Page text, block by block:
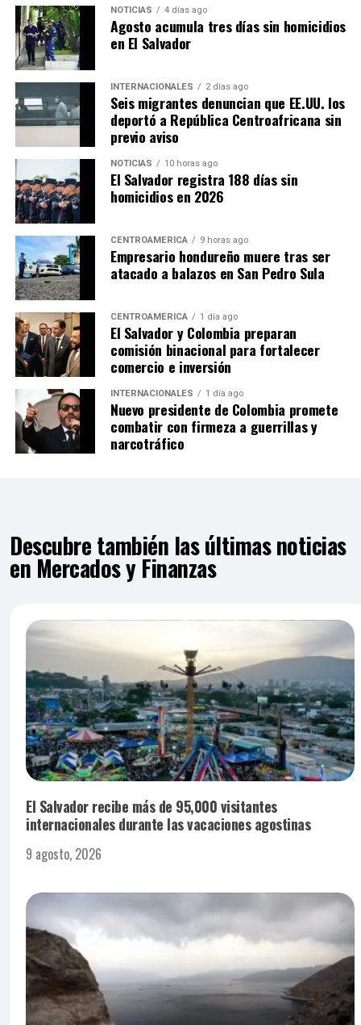
el mundo», afirmó.
Con la edición de 2026, México hizo historia al
convertirse en el primer país en albergar tres Copas del
Mundo, después de haber sido sede en 1970 y 1986. En
esta ocasión recibió partidos junto con Estados Unidos y
Canadá, en un torneo que estrenó formato con 48
selecciones participantes y 104 encuentros.
Las ciudades mexicanas de Ciudad de México,
Guadalajara y Monterrey fueron escenario de 13
partidos, incluido el encuentro inaugural entre México y
Sudáfrica, disputado el 11 de junio en el Estadio Ciudad
de México (Azteca).
NOTICIAS 4 días ago
Agosto acumula tres días sin homicidios
en El Salvador
INTERNACIONALES 2 días ago
Seis migrantes denuncian que EE.UU. los
deportó a República Centroafricana sin
previo aviso
NOTICIAS 10 horas ago
El Salvador registra 188 días sin
homicidios en 2026
CENTROAMÉRICA 9 horas ago
Empresario hondureño muere tras ser
atacado a balazos en San Pedro Sula
CENTROAMÉRICA 1 día ago
El Salvador y Colombia preparan
comisión binacional para fortalecer
comercio e inversión
INTERNACIONALES 1 día ago
Nuevo presidente de Colombia promete
combatir con firmeza a guerrillas y
narcotráfico
Descubre también las últimas noticias
en Mercados y Finanzas
El Salvador recibe más de 95,000 visitantes
internacionales durante las vacaciones agostinas
9 agosto, 2026